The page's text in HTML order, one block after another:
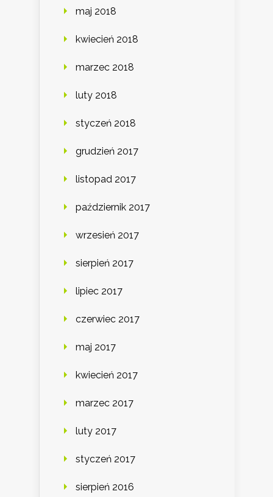
maj 2018
kwiecień 2018
marzec 2018
luty 2018
styczeń 2018
grudzień 2017
listopad 2017
październik 2017
wrzesień 2017
sierpień 2017
lipiec 2017
czerwiec 2017
maj 2017
kwiecień 2017
marzec 2017
luty 2017
styczeń 2017
sierpień 2016